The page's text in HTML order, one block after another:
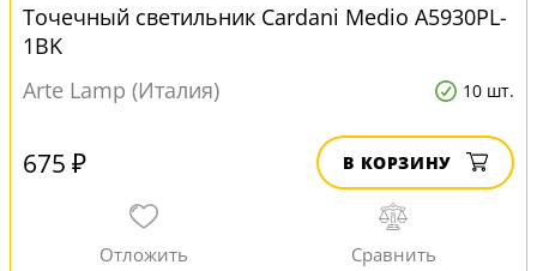
Точечный светильник Cardani Medio A5930PL-
1BK
Arte Lamp (Италия)
10 шт.
675 ₽ В КОРЗИНУ